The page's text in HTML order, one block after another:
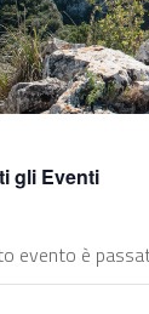
gli Eventi
evento è